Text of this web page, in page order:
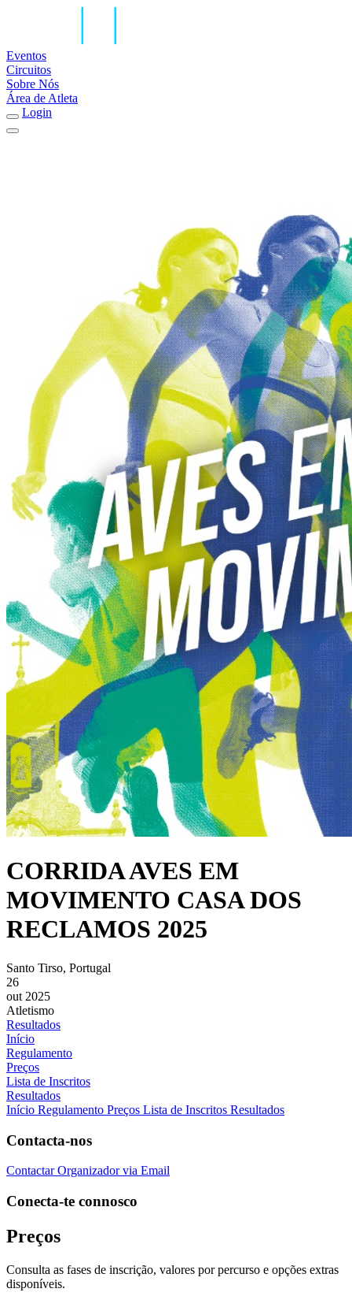
Eventos
Circuitos
Sobre Nós
Área de Atleta
Login
CORRIDA AVES EM
MOVIMENTO CASA DOS
RECLAMOS 2025
Santo Tirso, Portugal
26
out 2025
Atletismo
Resultados
Início
Regulamento
Preços
Lista de Inscritos
Resultados
Início Regulamento Preços Lista de Inscritos Resultados
Contacta-nos
Contactar Organizador via Email
Conecta-te connosco
Preços
Consulta as fases de inscrição, valores por percurso e opções extras
disponíveis.